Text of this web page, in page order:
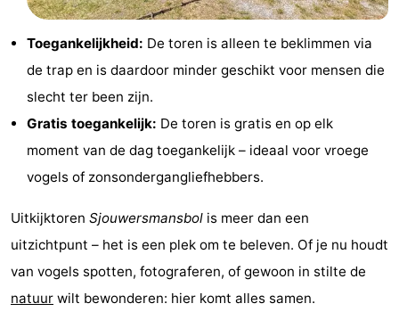
Toegankelijkheid: De toren is alleen te beklimmen via
de trap en is daardoor minder geschikt voor mensen die
slecht ter been zijn.
Gratis toegankelijk: De toren is gratis en op elk
moment van de dag toegankelijk – ideaal voor vroege
vogels of zonsondergangliefhebbers.
Uitkijktoren Sjouwersmansbol is meer dan een
uitzichtpunt – het is een plek om te beleven. Of je nu houdt
van vogels spotten, fotograferen, of gewoon in stilte de
natuur wilt bewonderen: hier komt alles samen.